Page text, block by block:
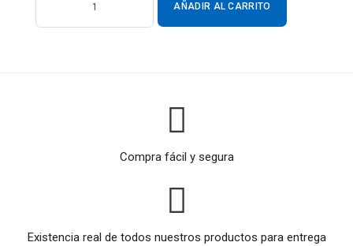
AÑADIR AL CARRITO
Compra fácil y segura
Existencia real de todos nuestros productos para entrega